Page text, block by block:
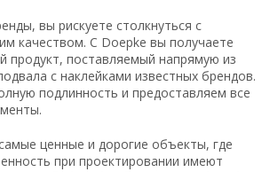
вы рискуете столкнуться с
качеством. С Doepke вы получаете
продукт, поставляемый напрямую из
с наклейками известных брендов.
подлинность и предоставляем все
ценные и дорогие объекты, где
при проектировании имеют